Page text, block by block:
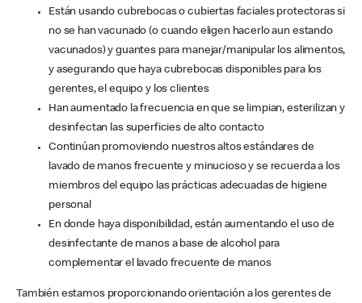
Están usando cubrebocas o cubiertas faciales protectoras si
no se han vacunado (o cuando eligen hacerlo aun estando
vacunados) y guantes para manejar/manipular los alimentos,
y asegurando que haya cubrebocas disponibles para los
gerentes, el equipo y los clientes
Han aumentado la frecuencia en que se limpian, esterilizan y
desinfectan las superficies de alto contacto
Continúan promoviendo nuestros altos estándares de
lavado de manos frecuente y minucioso y se recuerda a los
miembros del equipo las prácticas adecuadas de higiene
personal
En donde haya disponibilidad, están aumentando el uso de
desinfectante de manos a base de alcohol para
complementar el lavado frecuente de manos
También estamos proporcionando orientación a los gerentes de